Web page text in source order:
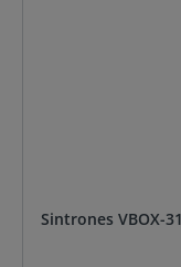
Sintrones VBOX-